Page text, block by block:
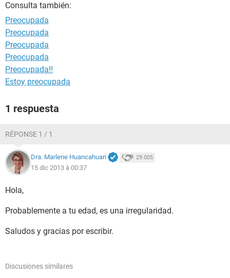
Consulta también:
Preocupada
Preocupada
Preocupada
Preocupada
Preocupada!!
Estoy preocupada
1 respuesta
RÉPONSE 1 / 1
Dra. Marlene Huancahuari 29.005
15 dic 2013 à 00:37
Hola,
Probablemente a tu edad, es una irregularidad.
Saludos y gracias por escribir.
Discusiones similares